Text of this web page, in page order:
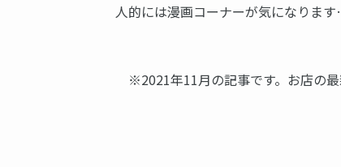
人的には漫画コーナーが気になります
※2021年11月の記事です。お店の最